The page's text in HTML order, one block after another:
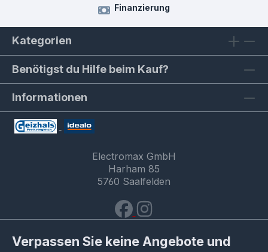
Finanzierung
Kategorien
Benötigst du Hilfe beim Kauf?
Informationen
Electromax GmbH
Harham 85
5760 Saalfelden
Verpassen Sie keine Angebote und